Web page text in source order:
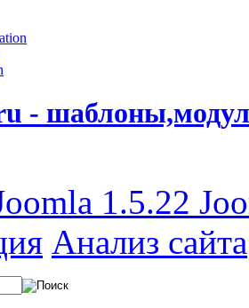
-
1.5.22
Анализ сайта